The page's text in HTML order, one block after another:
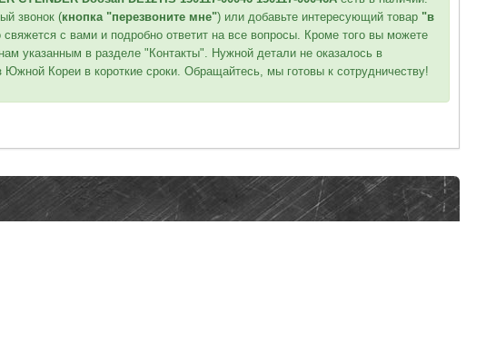
звонок (кнопка "перезвоните мне") или добавьте интересующий товар "в
с вами и подробно ответит на все вопросы. Кроме того вы можете
указанным в разделе "Контакты". Нужной детали не оказалось в
Кореи в короткие сроки. Обращайтесь, мы готовы к сотрудничеству!